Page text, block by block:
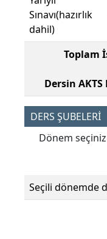
dahil)
Toplam
Dersin AKTS
DERS ŞUBELERİ
Dönem
Seçili dönemde